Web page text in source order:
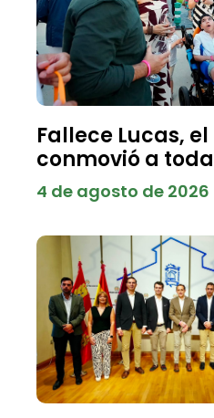
Fallece Lucas,
conmovió a
4 de agosto de 2026